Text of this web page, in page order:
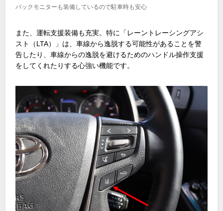
バックモニターも装備しているので駐車時も安心
また、運転支援装備も充実。特に「レーントレーシングアシ
スト（LTA）」は、車線から逸脱する可能性があることを警
告したり、車線からの逸脱を避けるためのハンドル操作支援
をしてくれたりする心強い機能です。